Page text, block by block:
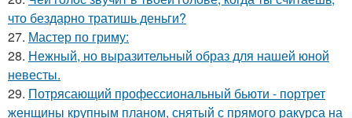
что бездарно тратишь деньги?
27. Мастер по гриму:
28. Нежный, но выразительный образ для нашей юной
невесты.
29. Потрясающий профессиональный бьюти - портрет
женщины крупным планом, снятый с прямого ракурса на